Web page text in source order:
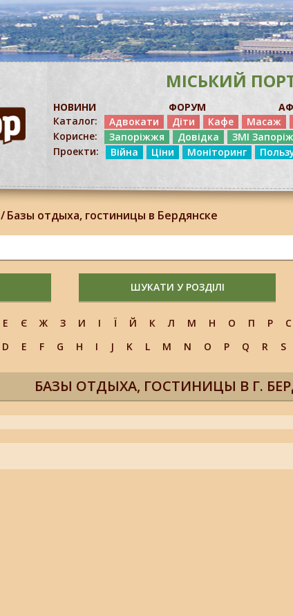
МІСЬКИЙ
НОВИНИ ФОРУМ
Каталог:
Адвокати Діти Кафе Масаж
Корисне:
Запоріжжя Довідка ЗМІ
Проекти:
Війна Ціни Моніторинг
/Базы отдыха, гостиницы в Бердянске
ШУКАТИ У РОЗДІЛІ
Е Є Ж З И І Ї Й К Л М Н О П Р С
D E F G H I J K L M N O P Q R S
БАЗЫ ОТДЫХА, ГОСТИНИЦЫ В Г.